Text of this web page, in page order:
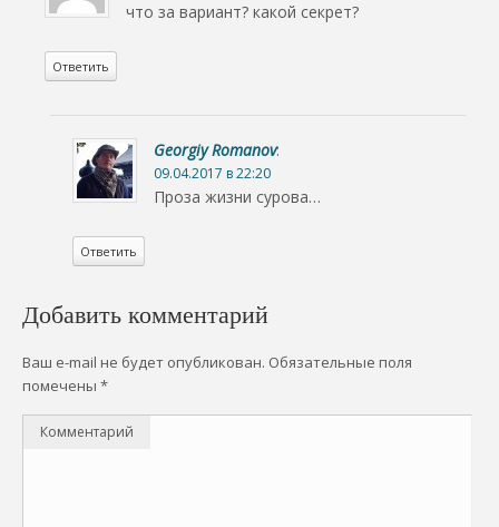
что за вариант? какой секрет?
Ответить
Georgiy Romanov:
09.04.2017 в 22:20
Проза жизни сурова…
Ответить
Добавить комментарий
Ваш e-mail не будет опубликован. Обязательные поля
помечены *
Комментарий